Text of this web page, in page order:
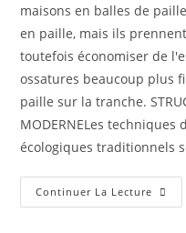
maisons en balles de
en paille, mais ils
toutefois économiser de
ossatures beaucoup plus
paille sur la tranche.
MODERNELes
écologiques traditionnels
Continuer La Lecture